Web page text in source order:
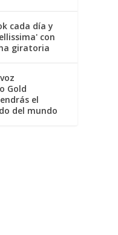
cada día y
con
giratoria
Gold
el
del mundo